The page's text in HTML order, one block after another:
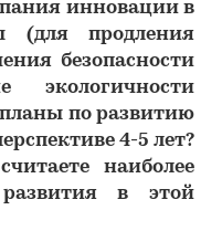
инновации в
(для продления
безопасности
экологичности
по развитию
4-5 лет?
наиболее
в этой